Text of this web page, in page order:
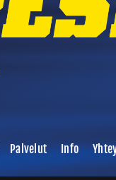
Palvelut Info